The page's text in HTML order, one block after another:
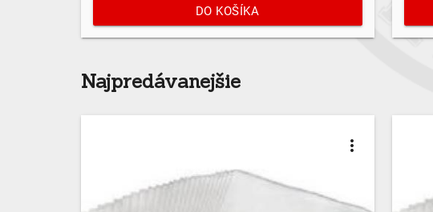
DO KOŠÍKA
Najpredávanejšie
more_vert